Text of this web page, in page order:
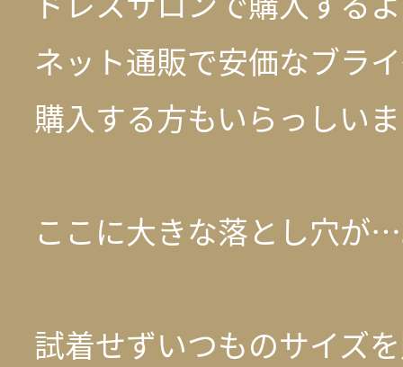
ネット通販で安価なブラ
購入する方もいらっしい
ここに大きな落とし穴が
試着せずいつものサイズ